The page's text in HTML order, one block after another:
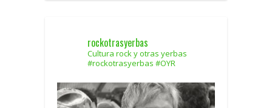
rockotrasyerbas
Cultura rock y otras yerbas
#rockotrasyerbas #OYR